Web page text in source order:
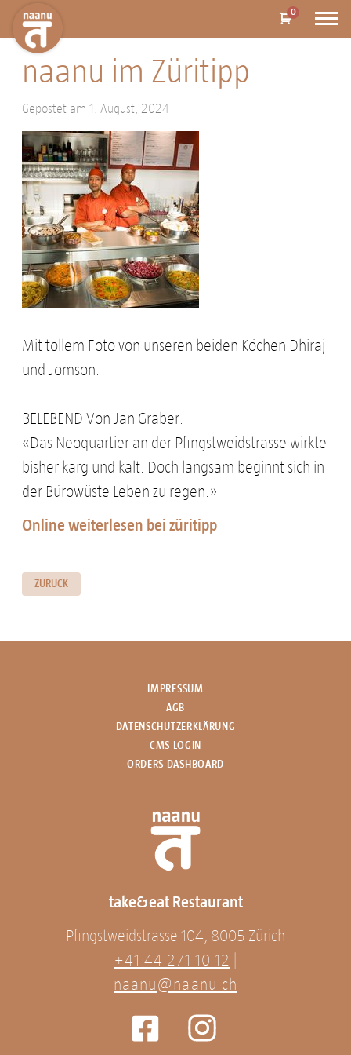
0
naanu im Züritipp
Gepostet am 1. August, 2024
Mit tollem Foto von unseren beiden Köchen Dhiraj
und Jomson.
BELEBEND Von Jan Graber.
«Das Neoquartier an der Pfingstweidstrasse wirkte
bisher karg und kalt. Doch langsam beginnt sich in
der Bürowüste Leben zu regen.»
Online weiterlesen bei züritipp
ZURÜCK
IMPRESSUM
AGB
DATENSCHUTZERKLÄRUNG
CMS LOGIN
ORDERS DASHBOARD
take&eat Restaurant
Pfingstweidstrasse 104, 8005 Zürich
+41 44 271 10 12
naanu@naanu.ch